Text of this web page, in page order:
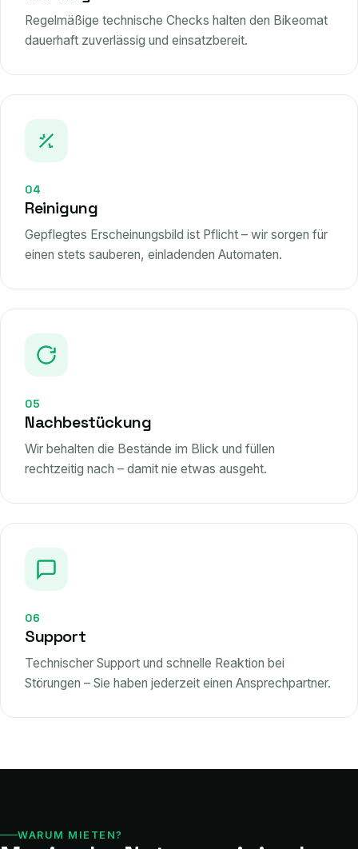
Regelmäßige technische Checks halten den Bikeomat
dauerhaft zuverlässig und einsatzbereit.
04
Reinigung
Gepflegtes Erscheinungsbild ist Pflicht – wir sorgen für
einen stets sauberen, einladenden Automaten.
05
Nachbestückung
Wir behalten die Bestände im Blick und füllen
rechtzeitig nach – damit nie etwas ausgeht.
06
Support
Technischer Support und schnelle Reaktion bei
Störungen – Sie haben jederzeit einen Ansprechpartner.
WARUM MIETEN?